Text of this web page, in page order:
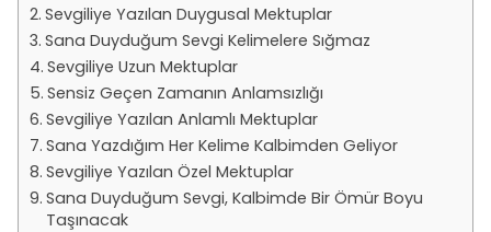
Sevgiliye Yazılan Duygusal Mektuplar
Sana Duyduğum Sevgi Kelimelere Sığmaz
Sevgiliye Uzun Mektuplar
Sensiz Geçen Zamanın Anlamsızlığı
Sevgiliye Yazılan Anlamlı Mektuplar
Sana Yazdığım Her Kelime Kalbimden Geliyor
Sevgiliye Yazılan Özel Mektuplar
Sana Duyduğum Sevgi, Kalbimde Bir Ömür Boyu
Taşınacak